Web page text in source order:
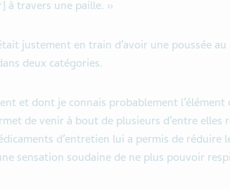
à travers une paille. »
justement en train d’avoir une poussée au
deux catégories.
et dont je connais probablement l’élément
de venir à bout de plusieurs d’entre elles
d’entretien lui a permis de réduire
sensation soudaine de ne plus pouvoir